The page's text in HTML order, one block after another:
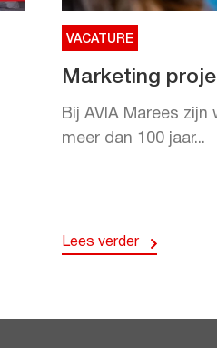
VACATURE
Marketing
Bij AVIA Marees
meer dan 100 jaar...
Lees verder